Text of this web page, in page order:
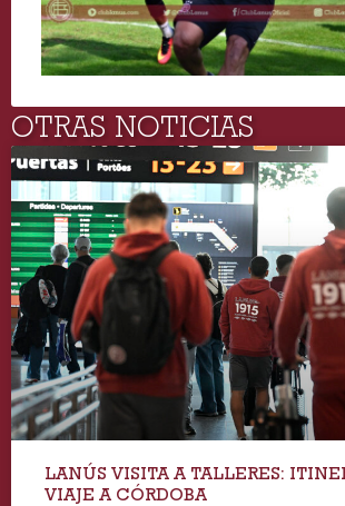
OTRAS NOTICIAS
LANÚS VISITA A TALLERES:
VIAJE A CÓRDOBA